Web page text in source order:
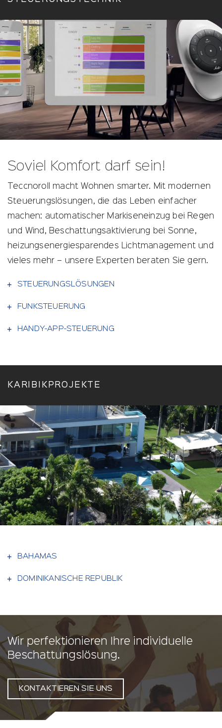
Soviel Komfort darf sein!
Teccnoroll macht Wohnen smarter. Mit modernen
Steuerungslösungen, die das Leben einfacher
machen: automatischer Markiseneinzug bei Regen
und Wind, Beschattungsaktivierung bei Sonne,
heizungsenergiesparendes Lichtmanagement und
vieles mehr – unsere Experten beraten Sie gern.
STEUERUNGSLÖSUNGEN
FUNKSTEUERUNG
HANDY-APP-STEUERUNG
KARIBIKPROJEKTE
BAHAMAS
DOMINIKANISCHE REPUBLIK
Wir perfektionieren Ihre individuelle
Beschattungslösung.
KONTAKTIEREN SIE UNS